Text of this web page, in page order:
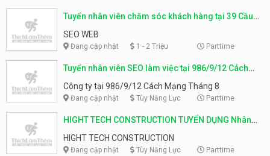
Tuyển nhân viên chăm sóc khách hàng tại 39 Cầu
Giấy
SEO WEB
Đang cập nhật 1 - 2 Triệu Parttime
Tuyển nhân viên SEO làm việc tại 986/9/12 Cách
Mạng Tháng 8, P5
Công ty tại 986/9/12 Cách Mạng Tháng 8
Đang cập nhật Tùy Năng Lực Parttime
HIGHT TECH CONSTRUCTION TUYỂN DỤNG Nhân
viên Seo online
HIGHT TECH CONSTRUCTION
Đang cập nhật Tùy Năng Lực Parttime